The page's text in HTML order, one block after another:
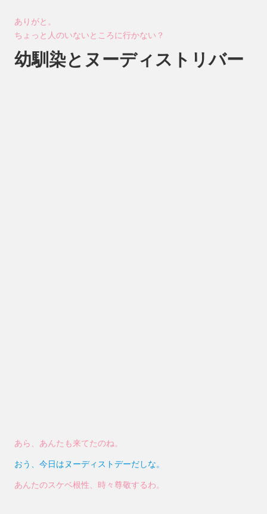
ありがと。
ちょっと人のいないところに行かない？
幼馴染とヌーディストリバー
あら、あんたも来てたのね。
おう、今日はヌーディストデーだしな。
あんたのスケベ根性、時々尊敬するわ。